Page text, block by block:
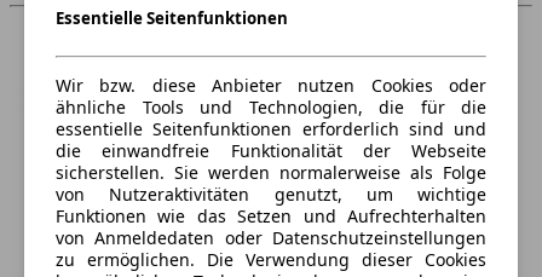
Essentielle Seitenfunktionen
Wir bzw. diese Anbieter nutzen Cookies oder
ähnliche Tools und Technologien, die für die
essentielle Seitenfunktionen erforderlich sind und
die einwandfreie Funktionalität der Webseite
sicherstellen. Sie werden normalerweise als Folge
von Nutzeraktivitäten genutzt, um wichtige
Funktionen wie das Setzen und Aufrechterhalten
von Anmeldedaten oder Datenschutzeinstellungen
zu ermöglichen. Die Verwendung dieser Cookies